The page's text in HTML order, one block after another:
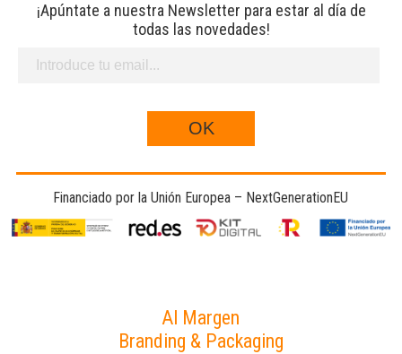
¡Apúntate a nuestra Newsletter para estar al día de
todas las novedades!
Financiado por la Unión Europea – NextGenerationEU
Al Margen
Branding & Packaging